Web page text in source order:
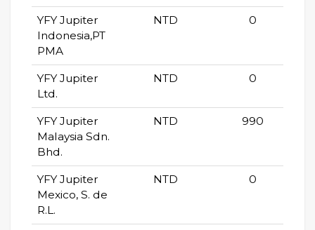
YFY Jupiter
Indonesia,PT
PMA
NTD 0
YFY Jupiter
Ltd.
NTD 0
YFY Jupiter
Malaysia Sdn.
Bhd.
NTD 990
YFY Jupiter
Mexico, S. de
R.L.
NTD 0